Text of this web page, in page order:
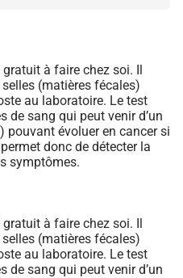
gratuit à faire chez soi. Il
(matières fécales)
au laboratoire. Le test
de sang qui peut venir d’un
pouvant évoluer en cancer si
donc de détecter la
symptômes.
gratuit à faire chez soi. Il
(matières fécales)
au laboratoire. Le test
de sang qui peut venir d’un